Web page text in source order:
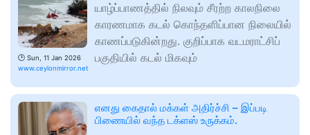
🕑 Sun, 11 Jan 2026
www.ceylonmirror.net
யாழ்ப்பாணத்தில் நிலவும் சீரற்ற காலநிலை
காரணமாக கடல் கொந்தளிப்பான நிலையில்
காணப்படுகின்றது. குறிப்பாக வடமராட்சிப்
பகுதியில் கடல் மிகவும்
எனது கைதால் மக்கள் அதிர்ச்சி – இப்படி
பிணையில் வந்த டக்ளஸ் உருக்கம்.